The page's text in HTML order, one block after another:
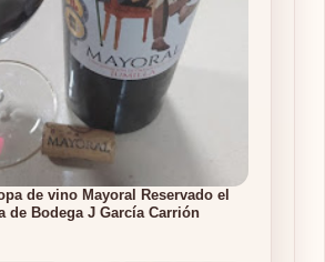
de vino Mayoral Reservado el
de Bodega J García Carrión